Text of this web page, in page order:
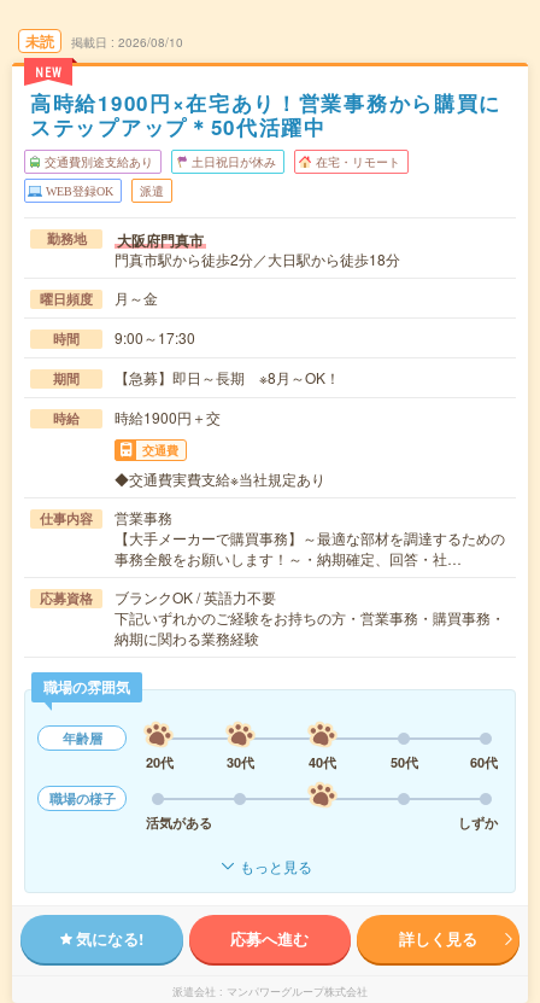
未読
NEW
掲載日 2026/08/10
高時給1900円×在宅あり！営業事務から購買に
ステップアップ＊50代活躍中
交通費別途支給あり 土日祝日が休み 在宅・リモート
WEB登録OK 派遣
勤務地 大阪府門真市
門真市駅から徒歩2分／大日駅から徒歩18分
曜日頻度 月～金
時間 9:00～17:30
期間 【急募】即日～長期 ※8月～OK！
時給 時給1900円＋交
交通費
◆交通費実費支給※当社規定あり
仕事内容
営業事務
【大手メーカーで購買事務】～最適な部材を調達するための
事務全般をお願いします！～・納期確定、回答・社…
応募資格
ブランクOK / 英語力不要
下記いずれかのご経験をお持ちの方・営業事務・購買事務・
納期に関わる業務経験
職場の雰囲気
年齢層
20代
30代 40代 50代
60代
職場の様子
活気がある
しずか
もっと見る
気になる! 応募へ進む 詳しく見る
派遣会社 マンパワーグループ株式会社